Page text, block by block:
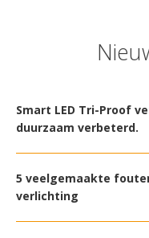
Smart LED Tri-Proof
duurzaam verbeterd.
5 veelgemaakte
verlichting